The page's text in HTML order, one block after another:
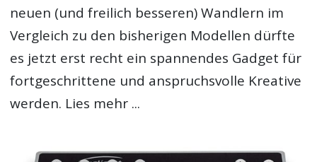
neuen (und freilich besseren) Wandlern im
Vergleich zu den bisherigen Modellen dürfte
es jetzt erst recht ein spannendes Gadget für
fortgeschrittene und anspruchsvolle Kreative
werden. Lies mehr ...